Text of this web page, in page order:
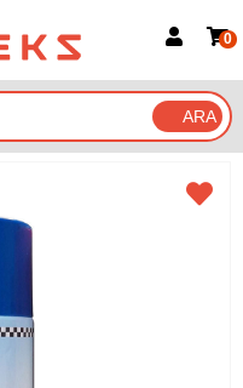
Google İle Bağlan
0